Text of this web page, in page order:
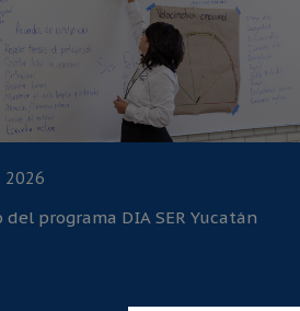
2026
del programa DIA SER Yucatán